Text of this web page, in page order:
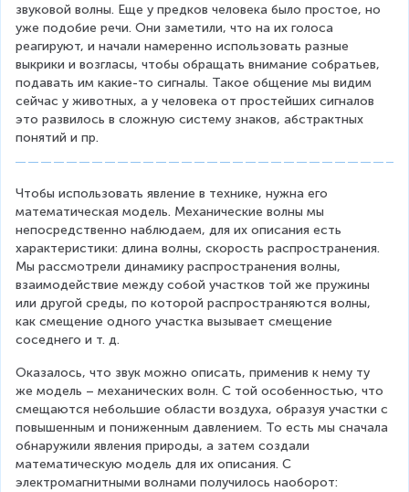
звуковой волны. Еще у предков человека было простое, но
уже подобие речи. Они заметили, что на их голоса
реагируют, и начали намеренно использовать разные
выкрики и возгласы, чтобы обращать внимание собратьев,
подавать им какие-то сигналы. Такое общение мы видим
сейчас у животных, а у человека от простейших сигналов
это развилось в сложную систему знаков, абстрактных
понятий и пр.
Чтобы использовать явление в технике, нужна его
математическая модель. Механические волны мы
непосредственно наблюдаем, для их описания есть
характеристики: длина волны, скорость распространения.
Мы рассмотрели динамику распространения волны,
взаимодействие между собой участков той же пружины
или другой среды, по которой распространяются волны,
как смещение одного участка вызывает смещение
соседнего и т. д.
Оказалось, что звук можно описать, применив к нему ту
же модель – механических волн. С той особенностью, что
смещаются небольшие области воздуха, образуя участки с
повышенным и пониженным давлением. То есть мы сначала
обнаружили явления природы, а затем создали
математическую модель для их описания. С
электромагнитными волнами получилось наоборот: